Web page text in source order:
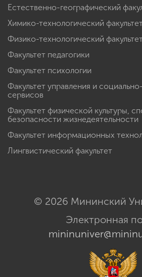
Естественно-географический
Химико-технологический
Физико-технологический
Факультет педагогики
Факультет психологии
Факультет управления и
сервисов
Факультет физической культуры,
безопасности жизнедеятельности
Факультет информационных
Лингвистический факультет
© 2026 Мининский
Электронная